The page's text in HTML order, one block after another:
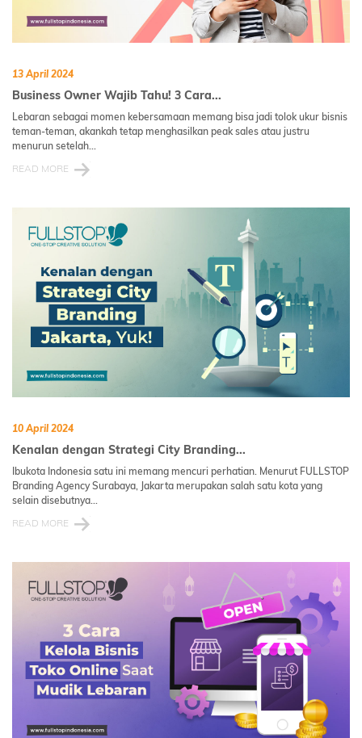
13 April 2024
Business Owner Wajib Tahu! 3 Cara...
Lebaran sebagai momen kebersamaan memang bisa jadi tolok ukur bisnis
teman-teman, akankah tetap menghasilkan peak sales atau justru
menurun setelah...
READ MORE
10 April 2024
Kenalan dengan Strategi City Branding...
Ibukota Indonesia satu ini memang mencuri perhatian. Menurut FULLSTOP
Branding Agency Surabaya, Jakarta merupakan salah satu kota yang
selain disebutnya...
READ MORE